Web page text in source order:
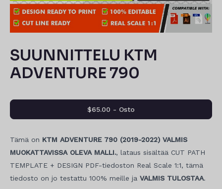
SUUNNITTELU KTM
ADVENTURE 790
Tämä on KTM ADVENTURE 790 (2019-2022) VALMIS
MUOKATTAVISSA OLEVA MALLI., lataus sisältää CUT PATH
TEMPLATE + DESIGN PDF-tiedoston Real Scale 1:1, tämä
tiedosto on jo testattu 100% meille ja VALMIS TULOSTAA.
$65.00 - Osto